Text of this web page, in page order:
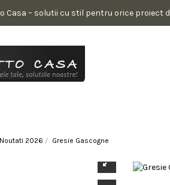
Casa – solutii cu stil pentru orice proiect
Noutati 2026 Gresie Gascogne